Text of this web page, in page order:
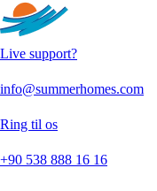
Live support?
info@summerhomes.com
Ring til os
+90 538 888 16 16